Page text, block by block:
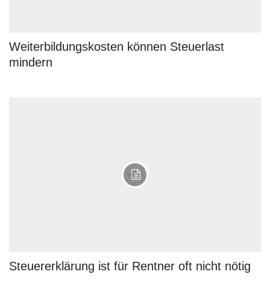
Weiterbildungskosten können Steuerlast
mindern
Steuererklärung ist für Rentner oft nicht nötig